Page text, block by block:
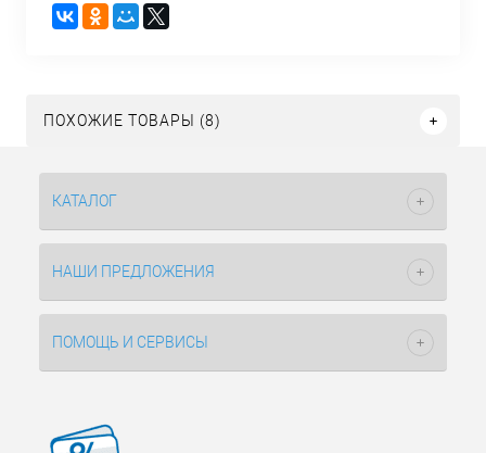
ПОХОЖИЕ ТОВАРЫ (8)
КАТАЛОГ
НАШИ ПРЕДЛОЖЕНИЯ
ПОМОЩЬ И СЕРВИСЫ